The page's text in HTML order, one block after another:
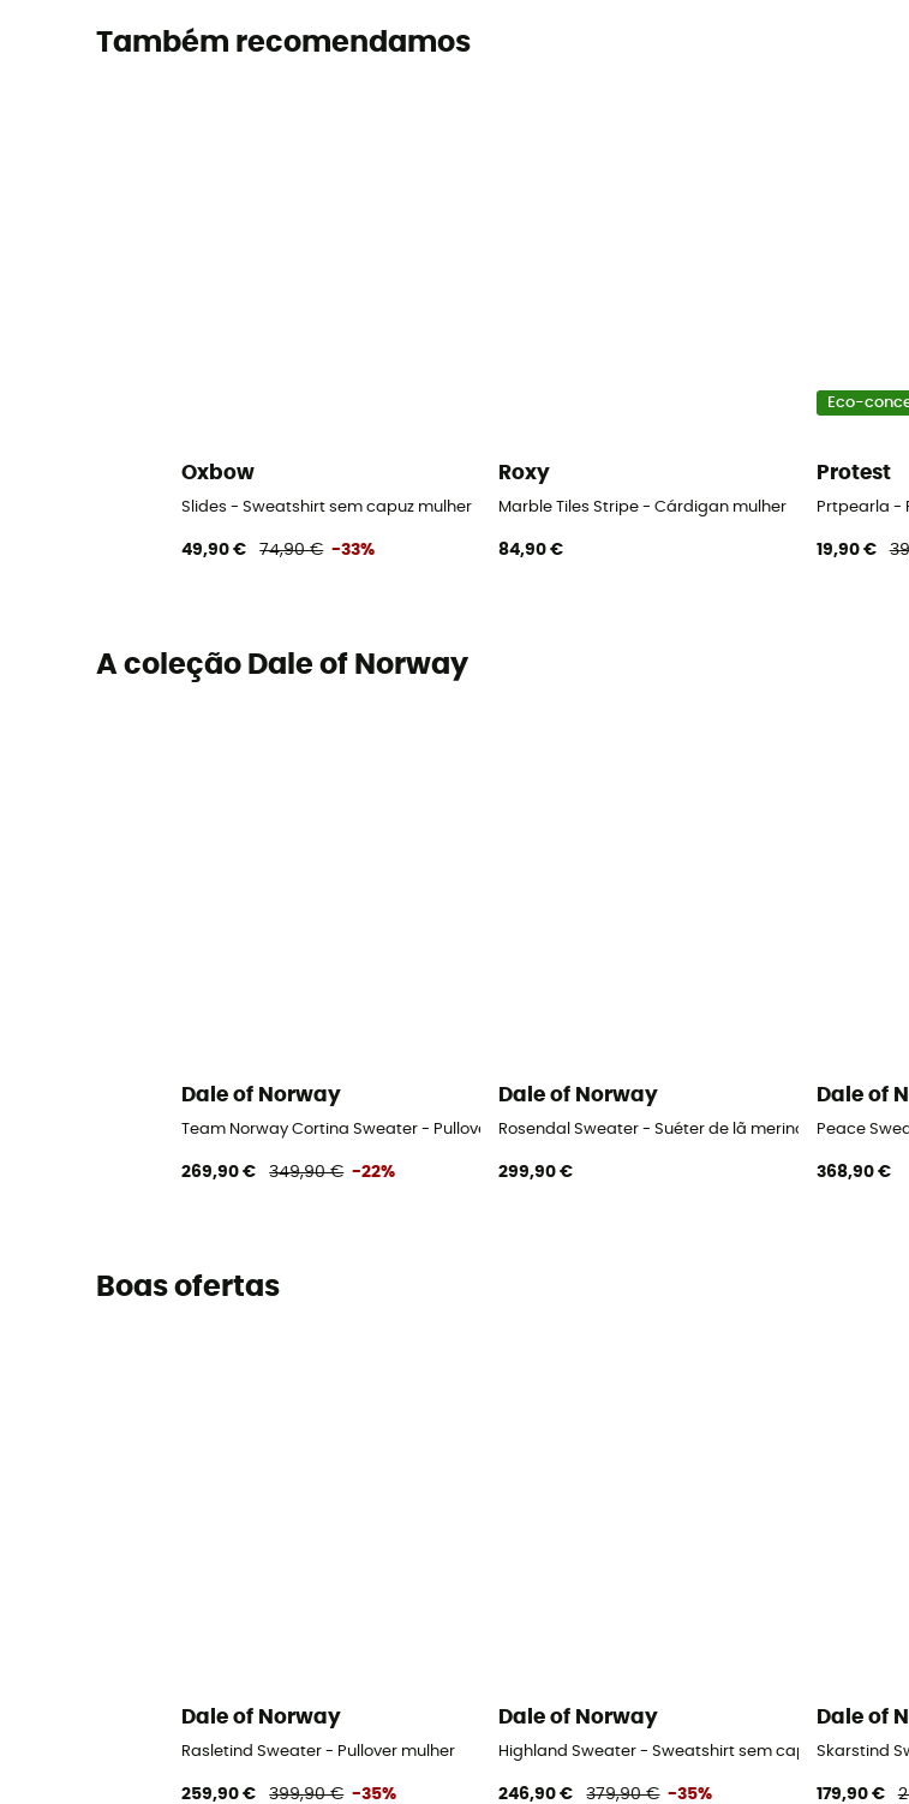
Também recomendamos
Oxbow
Slides - Sweatshirt sem capuz mulher
49,90 € 74,90 € -33%
Roxy
Marble Tiles Stripe - Cárdigan mulher
84,90 €
Eco-
Protest
Prtpearla -
19,90 €
A coleção Dale of Norway
Dale of Norway
Team Norway Cortina Sweater - Pullover mulher
269,90 € 349,90 € -22%
Dale of Norway
Rosendal Sweater - Suéter de lã merino mulher
299,90 €
Dale of
Peace
368,90 €
Boas ofertas
Dale of Norway
Rasletind Sweater - Pullover mulher
259,90 € 399,90 € -35%
Dale of Norway
Highland Sweater - Sweatshirt sem capuz mulher
246,90 € 379,90 € -35%
Dale of
Skarstind
179,90 €